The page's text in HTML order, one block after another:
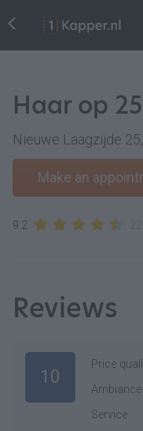
Haar op 25
Nieuwe Laagzijde
Make an
9.2
Reviews
10
Price
Service